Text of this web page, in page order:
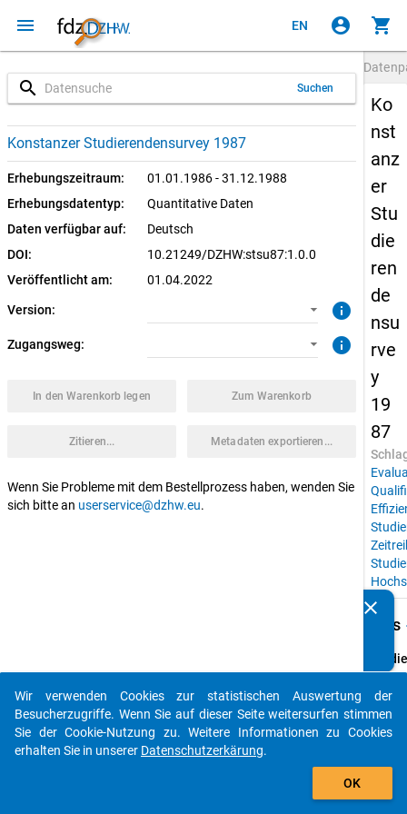
menu EN account_circle shopping_cart
search Suchen
Konstanzer Studierendensurvey 1987
Erhebungszeitraum:
01.01.1986 - 31.12.1988
Erhebungsdatentyp:
Quantitative Daten
Daten verfügbar auf:
Deutsch
DOI:
10.21249/DZHW:stsu87:1.0.0
Veröffentlicht am:
01.04.2022
Version:
1.0.0 (aktuell)
info
Zugangsweg:
SUF: Download
SUF: Remote-Desktop
info
In den Warenkorb legen Zum Warenkorb
Zitieren... Metadaten exportieren...
Wenn Sie Probleme mit dem Bestellprozess haben, wenden Sie
sich bitte an userservice@dzhw.eu.
Ko
nst
anz
er
Stu
die
ren
de
nsu
rve
y
19
87
Details
AG
clear
auto_stories
add_shopping_cart
Wir verwenden Cookies zur statistischen Auswertung der
Besucherzugriffe. Wenn Sie auf dieser Seite weitersurfen stimmen
Sie der Cookie-Nutzung zu. Weitere Informationen zu Cookies
erhalten Sie in unserer Datenschutzerkärung.
OK